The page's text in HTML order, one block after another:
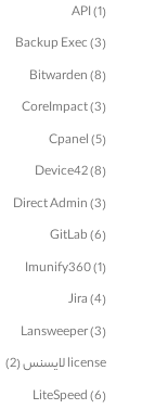
API(1)
Backup Exec(3)
Bitwarden(8)
CoreImpact(3)
Cpanel(5)
Device42(8)
Direct Admin(3)
GitLab(6)
Imunify360(1)
Jira(4)
Lansweeper(3)
license لایسنس
(2)
LiteSpeed(6)